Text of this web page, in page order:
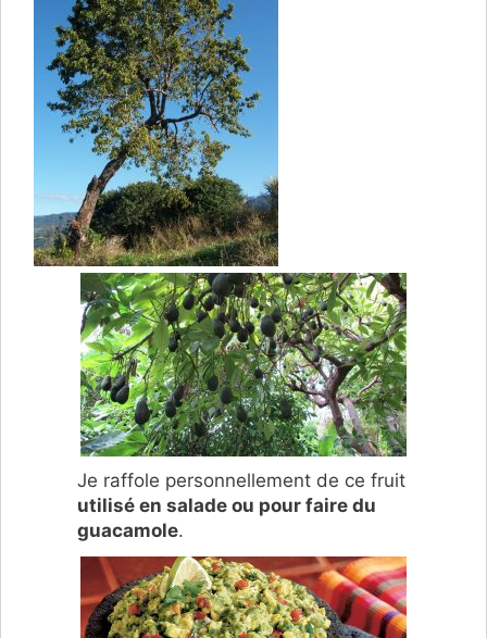
Je raffole personnellement de ce fruit
utilisé en salade ou pour faire du
guacamole.